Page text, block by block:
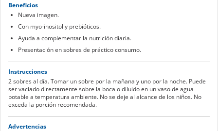
Beneficios
Nueva imagen.
Con myo-inositol y prebióticos.
Ayuda a complementar la nutrición diaria.
Presentación en sobres de práctico consumo.
Instrucciones
2 sobres al día. Tomar un sobre por la mañana y uno por la noche. Puede
ser vaciado directamente sobre la boca o diluido en un vaso de agua
potable a temperatura ambiente. No se deje al alcance de los niños. No
exceda la porción recomendada.
Advertencias